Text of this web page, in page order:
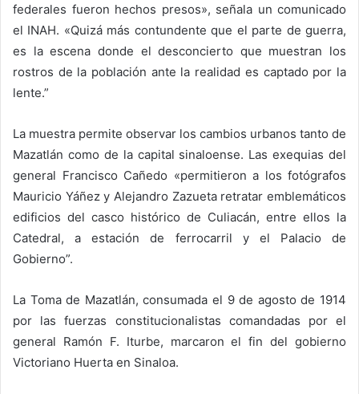
federales fueron hechos presos», señala un comunicado
el INAH. «Quizá más contundente que el parte de guerra,
es la escena donde el desconcierto que muestran los
rostros de la población ante la realidad es captado por la
lente.”
La muestra permite observar los cambios urbanos tanto de
Mazatlán como de la capital sinaloense. Las exequias del
general Francisco Cañedo «permitieron a los fotógrafos
Mauricio Yáñez y Alejandro Zazueta retratar emblemáticos
edificios del casco histórico de Culiacán, entre ellos la
Catedral, a estación de ferrocarril y el Palacio de
Gobierno”.
La Toma de Mazatlán, consumada el 9 de agosto de 1914
por las fuerzas constitucionalistas comandadas por el
general Ramón F. Iturbe, marcaron el fin del gobierno
Victoriano Huerta en Sinaloa.